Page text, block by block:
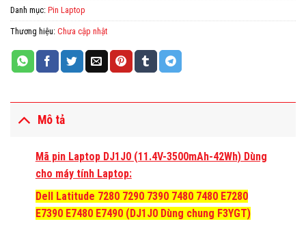
Danh mục: Pin Laptop
Thương hiệu: Chưa cập nhật
Mô tả
Mã pin Laptop DJ1J0 (11.4V-3500mAh-42Wh) Dùng
cho máy tính Laptop:
Dell Latitude 7280 7290 7390 7480 7480 E7280
E7390 E7480 E7490 (DJ1J0 Dùng chung F3YGT)